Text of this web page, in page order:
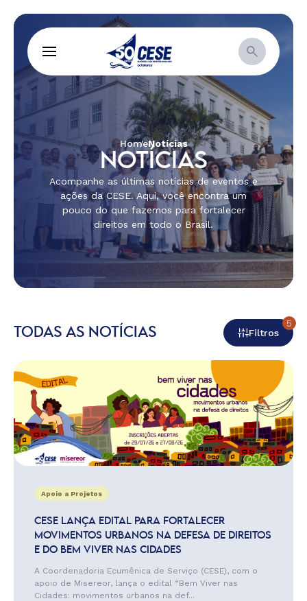
HomeNotícias
NOTÍCIAS
Acompanhe as últimas notícias de eventos e
ações da CESE. Aqui, você encontra um
pouco do que fazemos para fortalecer
direitos em todo o Brasil.
TODAS AS NOTÍCIAS Filtros
5
Apoio a Projetos
CESE LANÇA EDITAL PARA FORTALECER
MOVIMENTOS URBANOS NA DEFESA DE DIREITOS
E DO BEM VIVER NAS CIDADES
A Coordenadoria Ecumênica de Serviço (CESE), com o
apoio de Misereor, lança o edital “Bem Viver nas
Cidades: movimentos urbanos na def...